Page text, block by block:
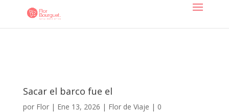
Sacar el barco fue el
por Flor| Ene 13, 2026 | Flor de Viaje | 0